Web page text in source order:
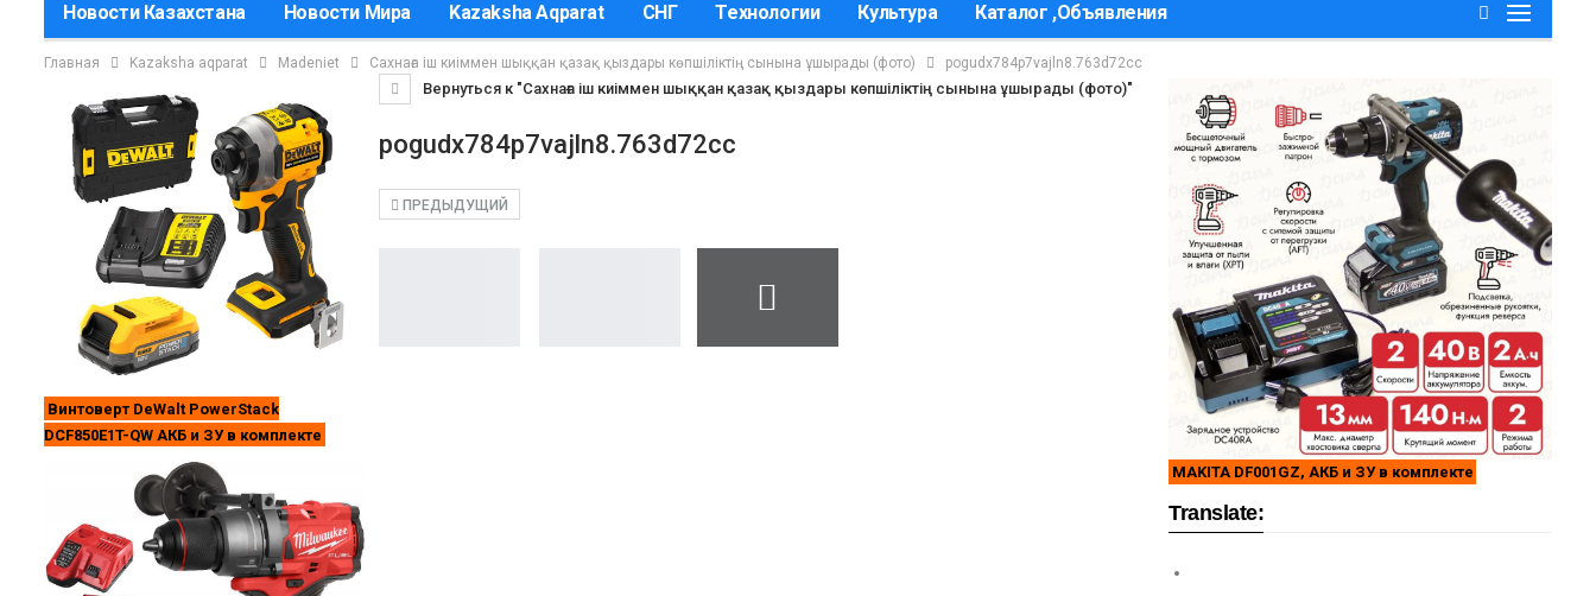
Новости Казахстана Новости Мира Kazaksha Aqparat СНГ Технологии Культура Каталог ,Объявления
Главная Kazaksha aqparat Madeniet Сахнаға іш киіммен шыққан қазақ қыздары көпшіліктің сынына ұшырады (фото) pogudx784p7vajln8.763d72cc
Вернуться к "Сахнаға іш киіммен шыққан қазақ қыздары көпшіліктің сынына ұшырады (фото)"
pogudx784p7vajln8.763d72cc
ПРЕДЫДУЩИЙ
MAKITA DF001GZ, АКБ и ЗУ в комплекте
Translate:
Винтоверт DeWalt PowerStack
DCF850E1T-QW АКБ и ЗУ в комплекте